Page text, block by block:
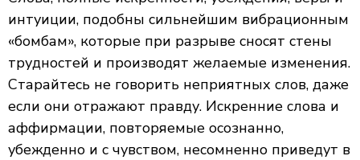
интуиции, подобны сильнейшим вибрационным
«бомбам», которые при разрыве сносят стены
трудностей и производят желаемые изменения.
Старайтесь не говорить неприятных слов, даже
если они отражают правду. Искренние слова и
аффирмации, повторяемые осознанно,
убежденно и с чувством, несомненно приведут в